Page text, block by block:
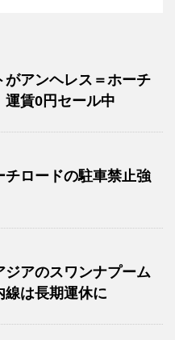
がアンヘレス＝ホーチ
運賃0円セール中
チロードの駐車禁止強
ジアのスワンナプーム
線は長期運休に